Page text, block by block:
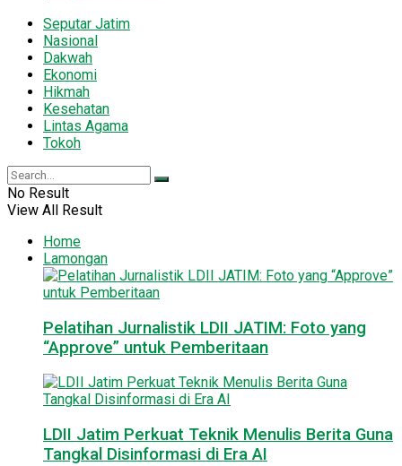
Seputar Jatim
Nasional
Dakwah
Ekonomi
Hikmah
Kesehatan
Lintas Agama
Tokoh
No Result
View All Result
Home
Lamongan
Pelatihan Jurnalistik LDII JATIM: Foto yang
“Approve” untuk Pemberitaan
LDII Jatim Perkuat Teknik Menulis Berita Guna
Tangkal Disinformasi di Era AI